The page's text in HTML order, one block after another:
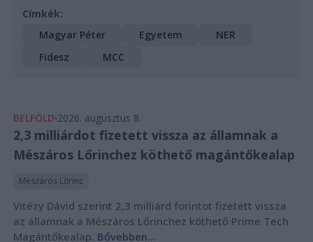
Címkék:
Magyar Péter
Egyetem
NER
Fidesz
MCC
BELFÖLD 2026. augusztus 8.
2,3 milliárdot fizetett vissza az államnak a
Mészáros Lőrinchez köthető magántőkealap
Mészáros Lőrinc
Vitézy Dávid szerint 2,3 milliárd forintot fizetett vissza
az államnak a Mészáros Lőrinchez köthető Prime Tech
Magántőkealap. Bővebben...